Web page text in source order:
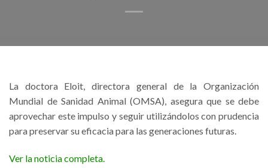
La doctora Eloit, directora general de la Organización
Mundial de Sanidad Animal (OMSA), asegura que se debe
aprovechar este impulso y seguir utilizándolos con prudencia
para preservar su eficacia para las generaciones futuras.
Ver la noticia completa.